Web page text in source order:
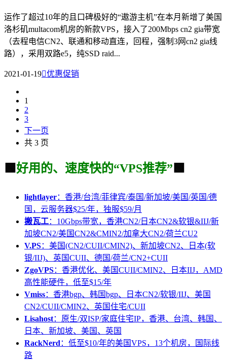
运作了超过10年的且口碑极好的“遨游主机”在本月新增了美国
洛杉矶multacom机房的新款VPS，接入了200Mbps cn2 gia带宽
（去程电信CN2、联通和移动直连，回程，强制3网cn2 gia线
路），采用双路e5，纯SSD raid...
2021-01-19优惠促销
1
2
3
下一页
共 3 页
🟩 好用的、速度快的“VPS推荐” 🟩
lightlayer：香港/台湾/菲律宾/泰国/新加坡/美国/英国/德
国，云服务器$25/年，独服$59/月
搬瓦工：10Gbps带宽，香港CN2/日本CN2&软银&IIJ/新
加坡CN2/美国CN2&CMIN2/加拿大CN2/荷兰CU2
V.PS：美国(CN2/CUII/CMIN2)、新加坡CN2、日本(软
银/IIJ)、英国CUII、德国/荷兰/CN2+CUII
ZgoVPS：香港优化、美国CUII/CMIN2、日本IIJ，AMD
高性能硬件，低至$15/年
Vmiss：香港bgp、韩国bgp、日本CN2/软银/IIJ、美国
CN2/CUII/CMIN2、英国住宅/CUII
Lisahost：原生/双ISP/家庭住宅IP，香港、台湾、韩国、
日本、新加坡、美国、英国
RackNerd ：低至$10/年的美国VPS，13个机房，国际线
路